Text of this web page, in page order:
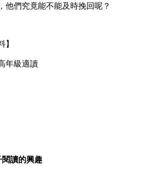
他們究竟能不能及時挽回呢？
級適讀
讀的興趣